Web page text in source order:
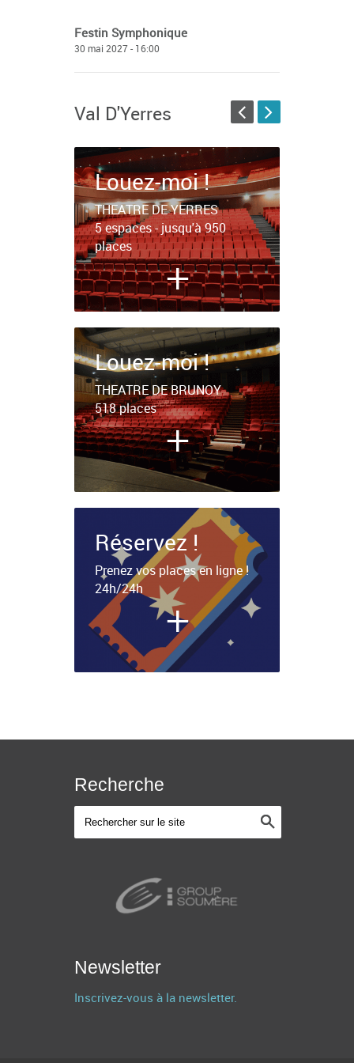
Festin Symphonique
30 mai 2027 - 16:00
Val D'Yerres
Louez-moi !
THEATRE DE YERRES
5 espaces - jusqu'à 950
places
+
Louez-moi !
THEATRE DE BRUNOY
518 places
+
Réservez !
Prenez vos places en ligne !
24h/24h
+
Recherche
Newsletter
Inscrivez-vous à la newsletter.